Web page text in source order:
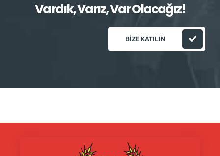
Vardık, Varız, Var Olacağız!
BIZE KATILIN